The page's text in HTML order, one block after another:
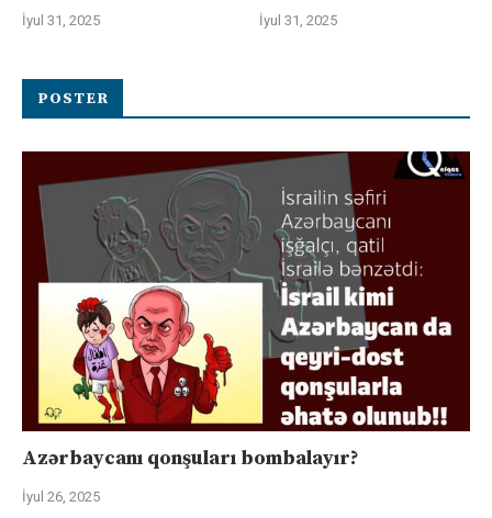
İyul 31, 2025 İyul 31, 2025
POSTER
Azərbaycanı qonşuları bombalayır?
İyul 26, 2025